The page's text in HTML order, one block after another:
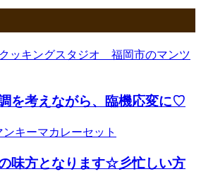
を考えながら、臨機応変に♡
味方となります☆彡忙しい方